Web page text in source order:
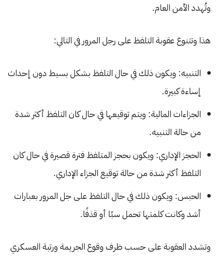
وتُهدد الأمن العام.
هذا وتتنوع عقوبة التلفظ على رجل المرور في التالي:
التنبيه: ويكون ذلك في حال التلفظ بشكل بسيط دون إحداث
إساءة كبيرة.
الجزاءات المالية: ويتم توقيعها في حال كان التلفظ أكثر شدة
من حالة التنبيه.
الحجز الإداري: ويكون بحجز المتلفظ فترة قصيرة في حال كان
التلفظ أكثر شدة من حالة توقيع الجزاء الإداري.
الحبس: ويكون ذلك في حال التلفظ على جل المرور بعبارات
أشد وكانت كلمتها تحمل سبًا أو قذفًا.
وتشدد العقوبة على حسب ظرف وقوع الجريمة ورتبة العسكري